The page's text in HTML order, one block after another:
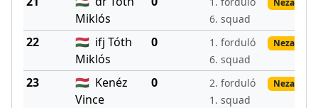
Miklós
6. squad
22 🇭🇺 ifj Tóth
Miklós
0
1. forduló
6. squad
23 🇭🇺 Kenéz
Vince
0
2. forduló
1. squad